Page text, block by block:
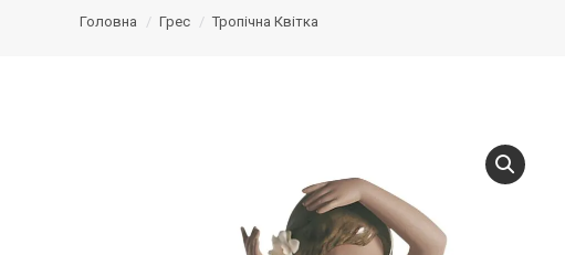
Головна Грес Тропічна Квітка